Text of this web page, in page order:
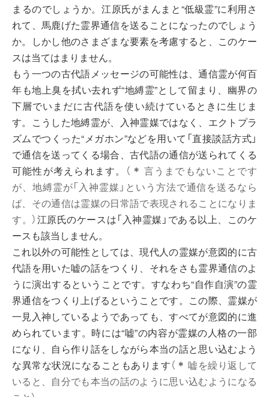
まるのでしょうか。江原氏がまんまと“低級霊”に利用さ
れて、馬鹿げた霊界通信を送ることになったのでしょう
か。しかし他のさまざまな要素を考慮すると、このケー
スは当てはまりません。
もう一つの古代語メッセージの可能性は、通信霊が何百
年も地上臭を拭い去れず“地縛霊”として留まり、幽界の
下層でいまだに古代語を使い続けているときに生じま
す。こうした地縛霊が、入神霊媒ではなく、エクトプラ
ズムでつくった“メガホン”などを用いて「直接談話方式」
で通信を送ってくる場合、古代語の通信が送られてくる
可能性が考えられます。
（ ＊ 言うまでもないことです
が、地縛霊が「入神霊媒」という方法で通信を送るなら
ば、その通信は霊媒の日常語で表現されることになりま
す。）江原氏のケースは「入神霊媒」である以上、このケ
ースも該当しません。
これ以外の可能性としては、現代人の霊媒が意図的に古
代語を用いた嘘の話をつくり、それをさも霊界通信のよ
うに演出するということです。すなわち“自作自演”の霊
界通信をつくり上げるということです。この際、霊媒が
一見入神しているようであっても、すべてが意図的に進
められています。時には“嘘”の内容が霊媒の人格の一部
になり、自ら作り話をしながら本当の話と思い込むよう
な異常な状況になることもあります（ ＊ 嘘を繰り返して
いると、自分でも本当の話のように思い込むようになる